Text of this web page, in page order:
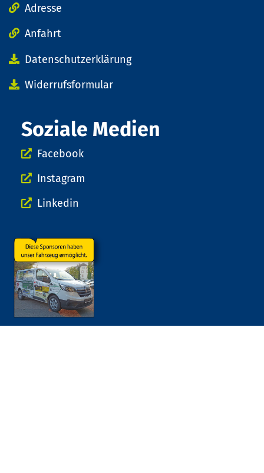
Adresse
Anfahrt
Datenschutzerklärung
Widerrufsformular
Soziale Medien
Facebook
Instagram
Linkedin